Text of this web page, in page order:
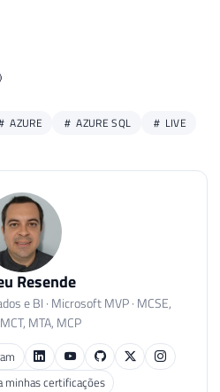
AZURE AZURE SQL LIVE
Resende
e BI · Microsoft MVP · MCSE,
MTA, MCP
minhas certificações